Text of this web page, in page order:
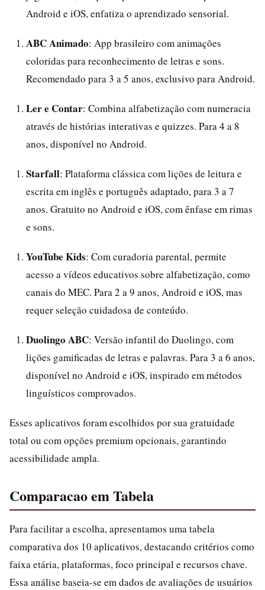
Android e iOS, enfatiza o aprendizado sensorial.
ABC Animado: App brasileiro com animações
coloridas para reconhecimento de letras e sons.
Recomendado para 3 a 5 anos, exclusivo para Android.
Ler e Contar: Combina alfabetização com numeracia
através de histórias interativas e quizzes. Para 4 a 8
anos, disponível no Android.
Starfall: Plataforma clássica com lições de leitura e
escrita em inglês e português adaptado, para 3 a 7
anos. Gratuito no Android e iOS, com ênfase em rimas
e sons.
YouTube Kids: Com curadoria parental, permite
acesso a vídeos educativos sobre alfabetização, como
canais do MEC. Para 2 a 9 anos, Android e iOS, mas
requer seleção cuidadosa de conteúdo.
Duolingo ABC: Versão infantil do Duolingo, com
lições gamificadas de letras e palavras. Para 3 a 6 anos,
disponível no Android e iOS, inspirado em métodos
linguísticos comprovados.
Esses aplicativos foram escolhidos por sua gratuidade
total ou com opções premium opcionais, garantindo
acessibilidade ampla.
Comparacao em Tabela
Para facilitar a escolha, apresentamos uma tabela
comparativa dos 10 aplicativos, destacando critérios como
faixa etária, plataformas, foco principal e recursos chave.
Essa análise baseia-se em dados de avaliações de usuários